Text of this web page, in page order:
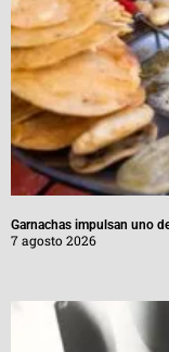
Garnachas impulsan uno
7 agosto 2026